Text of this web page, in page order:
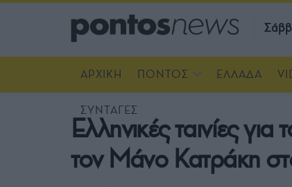
ΑΡΧΙΚΗ ΠΟΝΤΟΣ ΕΛΛΑΔΑ
ΣΥΝΤΑΓΕΣ
Ελληνικές ταινίες
τον Μάνο Κατράκη